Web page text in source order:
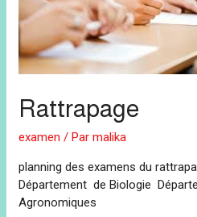
Rattrapage
examen / Parmalika
planning des examens du
Département de Biologie
Agronomiques